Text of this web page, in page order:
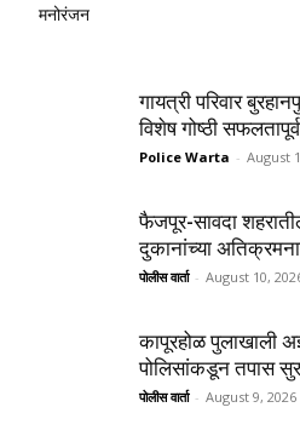
मनोरंजन
गायत्री परिवार
विशेष गोष्ठी
Police Warta - August
फैजपूर-सावदा
दुकानांच्या
पोलीस वार्ता - August 10,
कापूरहोळ पुलाखाली
पोलिसांकडून तपास
पोलीस वार्ता - August 9, 2026